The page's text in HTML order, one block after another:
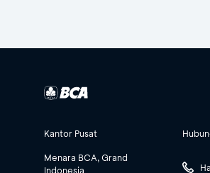
Kantor Pusat
Menara BCA, Grand
Indonesia